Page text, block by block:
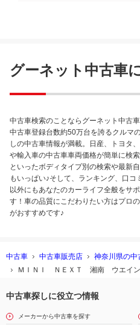
グーネット中古車
中古車検索のことならグーネット中古
中古車登録台数約50万台を誇るクルマ
しの中古車情報が満載。日産、トヨタ
や輸入車の中古車車両価格が簡単に検
といったボディタイプ別の検索や最新
もいっぱい♪そして、ランキング、口
以外にもあなたのカーライフ全般をサ
す！車の品質にこだわりたい方はプロ
がおすすめです♪
中古車 中古車販売店 神奈川県の中
ＭＩＮＩ ＮＥＸＴ 湘南 ウエイン
中古車探しに役立つ情報
メーカーから中古車を探す